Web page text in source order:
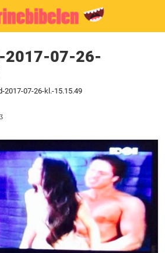
2017-07-26-
2017-07-26-kl.-15.15.49